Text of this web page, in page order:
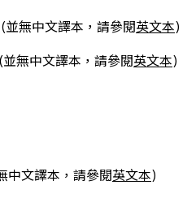
無中文譯本，請參閱英文本)
無中文譯本，請參閱英文本)
中文譯本，請參閱英文本)